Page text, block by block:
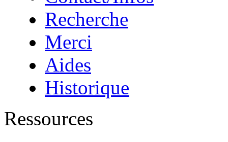
Recherche
Merci
Aides
Historique
Ressources